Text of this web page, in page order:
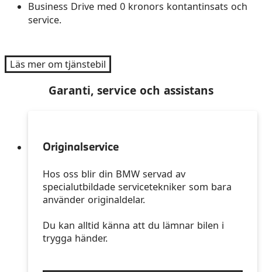
Business Drive med 0 kronors kontantinsats och
service.
Läs mer om tjänstebil
Garanti, service och assistans
Originalservice
Hos oss blir din BMW servad av
specialutbildade servicetekniker som bara
använder originaldelar.
Du kan alltid känna att du lämnar bilen i
trygga händer.